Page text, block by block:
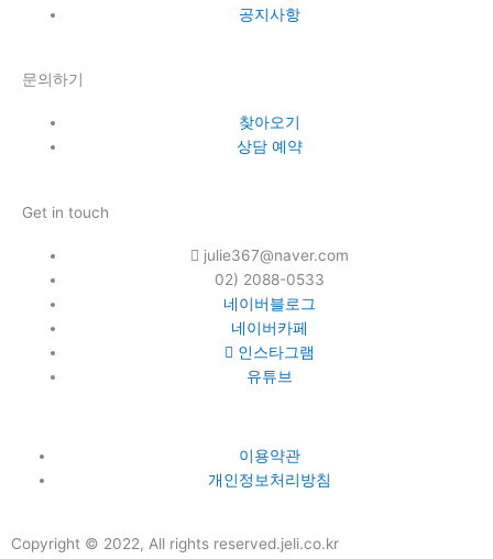
공지사항
문의하기
찾아오기
상담 예약
Get in touch
julie367@naver.com
02) 2088-0533
네이버블로그
네이버카페
인스타그램
유튜브
이용약관
개인정보처리방침
Copyright © 2022, All rights reserved.jeli.co.kr